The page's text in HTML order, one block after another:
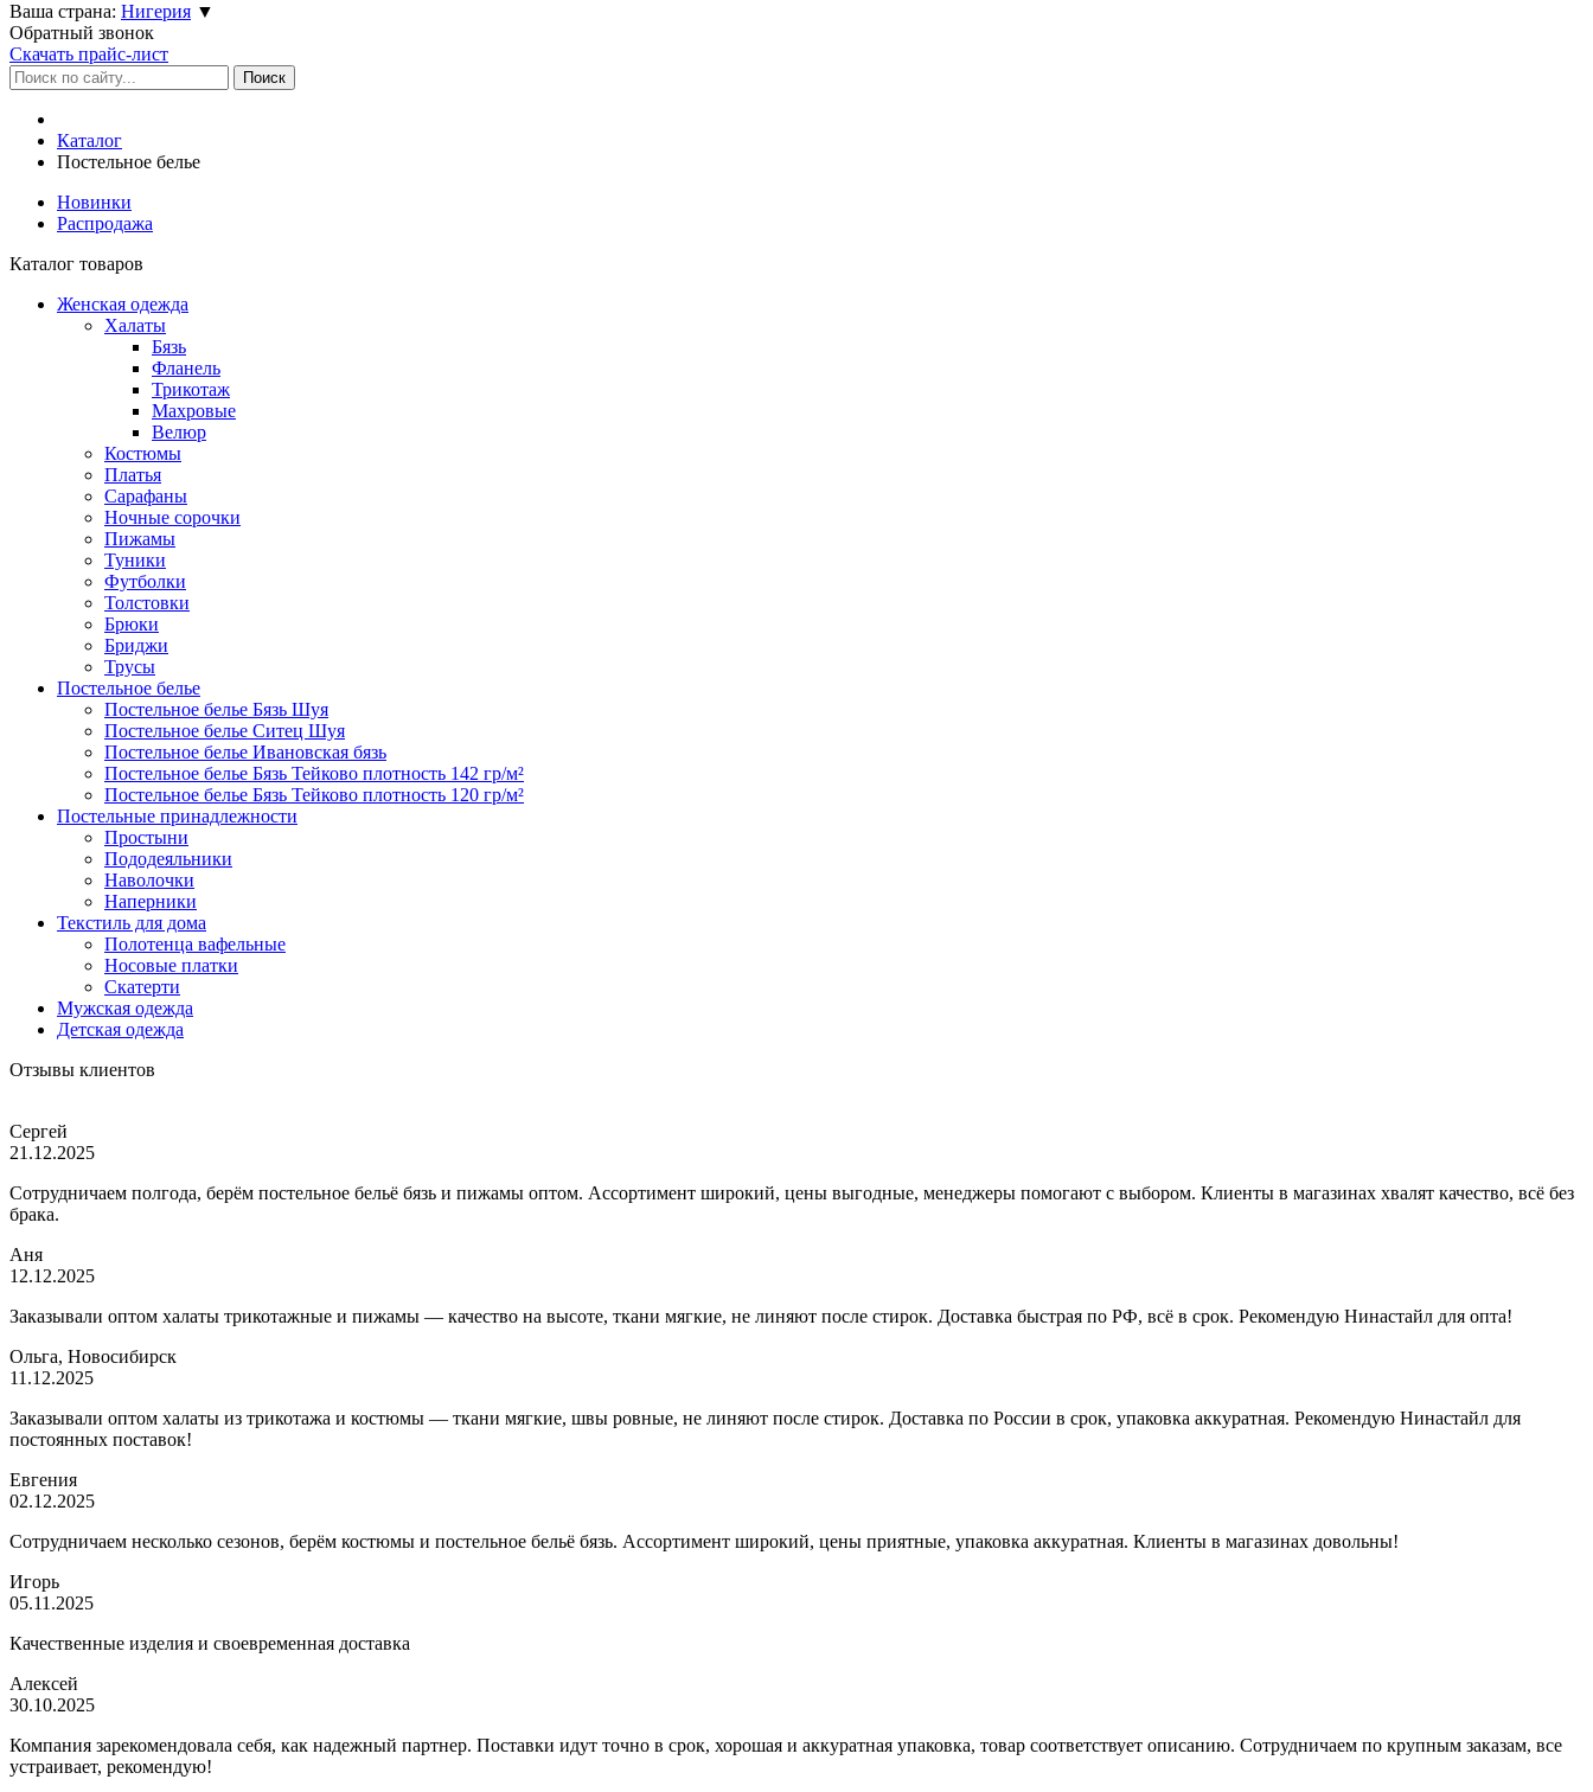
Ваша страна: Нигерия ▼
Обратный звонок
Скачать прайс-лист
Каталог
Постельное белье
Новинки
Распродажа
Каталог товаров
Женская одежда
Халаты
Бязь
Фланель
Трикотаж
Махровые
Велюр
Костюмы
Платья
Сарафаны
Ночные сорочки
Пижамы
Туники
Футболки
Толстовки
Брюки
Бриджи
Трусы
Постельное белье
Постельное белье Бязь Шуя
Постельное белье Ситец Шуя
Постельное белье Ивановская бязь
Постельное белье Бязь Тейково плотность 142 гр/м²
Постельное белье Бязь Тейково плотность 120 гр/м²
Постельные принадлежности
Простыни
Пододеяльники
Наволочки
Наперники
Текстиль для дома
Полотенца вафельные
Носовые платки
Скатерти
Мужская одежда
Детская одежда
Отзывы клиентов
Сергей
21.12.2025
Сотрудничаем полгода, берём постельное бельё бязь и пижамы оптом. Ассортимент широкий, цены выгодные, менеджеры помогают с выбором. Клиенты в магазинах хвалят качество, всё без
брака.
Аня
12.12.2025
Заказывали оптом халаты трикотажные и пижамы — качество на высоте, ткани мягкие, не линяют после стирок. Доставка быстрая по РФ, всё в срок. Рекомендую Нинастайл для опта!
Ольга, Новосибирск
11.12.2025
Заказывали оптом халаты из трикотажа и костюмы — ткани мягкие, швы ровные, не линяют после стирок. Доставка по России в срок, упаковка аккуратная. Рекомендую Нинастайл для
постоянных поставок!
Евгения
02.12.2025
Сотрудничаем несколько сезонов, берём костюмы и постельное бельё бязь. Ассортимент широкий, цены приятные, упаковка аккуратная. Клиенты в магазинах довольны!
Игорь
05.11.2025
Качественные изделия и своевременная доставка
Алексей
30.10.2025
Компания зарекомендовала себя, как надежный партнер. Поставки идут точно в срок, хорошая и аккуратная упаковка, товар соответствует описанию. Сотрудничаем по крупным заказам, все
устраивает, рекомендую!